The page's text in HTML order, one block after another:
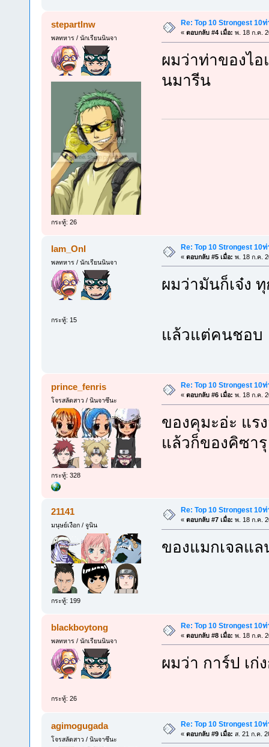
stepartlnw
พลทหาร / นักเรียนนินจา
กระทู้: 26
Re: Top 10 Strongest 10
« ตอบกลับ #4 เมื่อ: พ. 18 ก.ค.
ผมว่าท่าของไ
นมารีน
Iam_OnI
พลทหาร / นักเรียนนินจา
กระทู้: 15
Re: Top 10 Strongest 10
« ตอบกลับ #5 เมื่อ: พ. 18 ก.ค.
ผมว่ามันก็เจ๋ง
แล้วแต่คนชอ
prince_fenris
โจรสลัดสาว / นินจาซึนะ
กระทู้: 328
Re: Top 10 Strongest 10
« ตอบกลับ #6 เมื่อ: พ. 18 ก.ค.
ของคุมะอ่ะ แร
แล้วก็ของคิซารุ
21141
มนุษย์เงือก / จูนิน
กระทู้: 199
Re: Top 10 Strongest 10
« ตอบกลับ #7 เมื่อ: พ. 18 ก.ค.
ของแมกเจลแ
blackboytong
พลทหาร / นักเรียนนินจา
กระทู้: 26
Re: Top 10 Strongest 10
« ตอบกลับ #8 เมื่อ: พ. 18 ก.ค.
ผมว่า การ์ป เก่
agimogugada
โจรสลัดสาว / นินจาซึนะ
Re: Top 10 Strongest 10
« ตอบกลับ #9 เมื่อ: ส. 21 ก.ค.